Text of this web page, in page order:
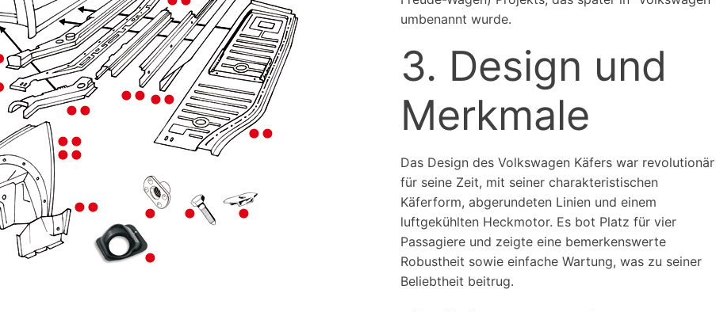
umbenannt wurde.
3. Design und
Merkmale
Das Design des Volkswagen Käfers war revolutionär
für seine Zeit, mit seiner charakteristischen
Käferform, abgerundeten Linien und einem
luftgekühlten Heckmotor. Es bot Platz für vier
Passagiere und zeigte eine bemerkenswerte
Robustheit sowie einfache Wartung, was zu seiner
Beliebtheit beitrug.